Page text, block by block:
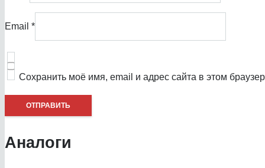
Email *
Сохранить моё имя, email и адрес сайта в этом
Аналоги